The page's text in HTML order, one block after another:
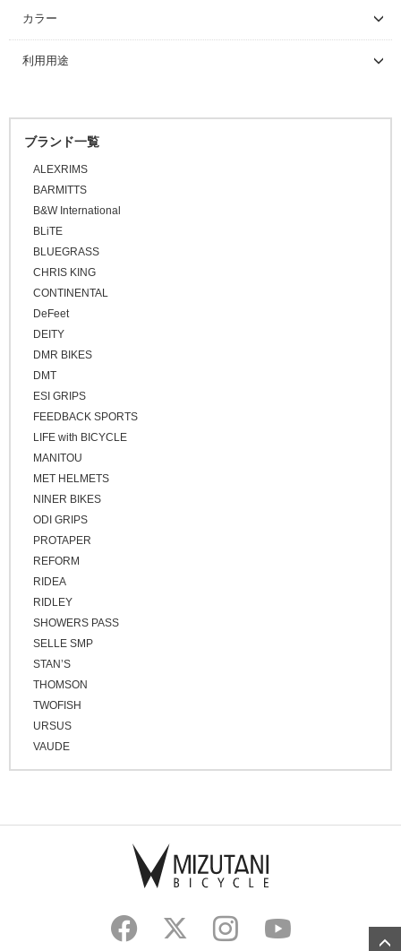
～ \5,000
\5,001 ～ 10,000
\10,001 ～ 20,000
\30,001 ～ 50,000
\50,001 ～
カラー
利用用途
ブランド一覧
ALEXRIMS
BARMITTS
B&W International
BLiTE
BLUEGRASS
CHRIS KING
CONTINENTAL
DeFeet
DEITY
DMR BIKES
DMT
ESI GRIPS
FEEDBACK SPORTS
LIFE with BICYCLE
MANITOU
MET HELMETS
NINER BIKES
ODI GRIPS
PROTAPER
REFORM
RIDEA
RIDLEY
SHOWERS PASS
SELLE SMP
STAN’S
THOMSON
TWOFISH
URSUS
VAUDE